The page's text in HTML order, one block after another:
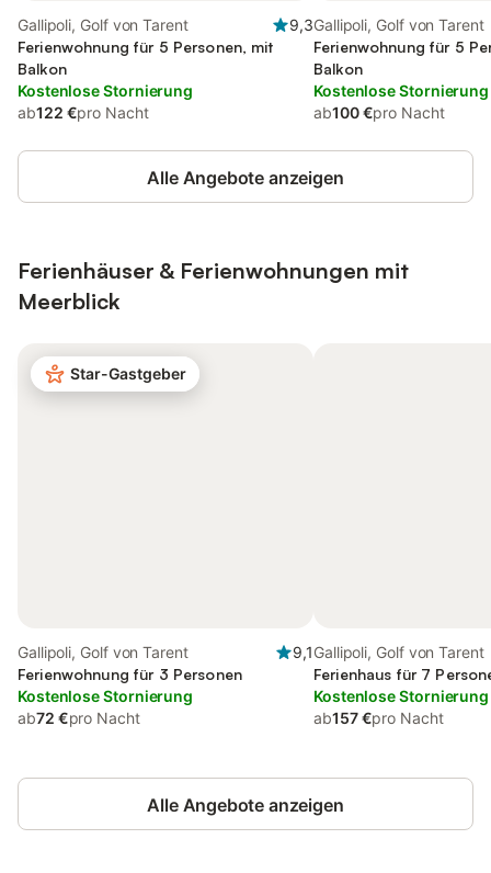
Gallipoli, Golf von Tarent
9,3
Ferienwohnung für 5 Personen, mit
Balkon
Kostenlose Stornierung
ab122 €pro Nacht
Gallipoli, Golf von Tarent
Ferienwohnung für 5
Balkon
Kostenlose Stornierung
ab100 €pro Nacht
Alle Angebote anzeigen
Ferienhäuser & Ferienwohnungen mit
Meerblick
Star-Gastgeber
Gallipoli, Golf von Tarent
9,1
Ferienwohnung für 3 Personen
Kostenlose Stornierung
ab72 €pro Nacht
Gallipoli, Golf von Tarent
Ferienhaus für 7
Kostenlose Stornierung
ab157 €pro Nacht
Alle Angebote anzeigen